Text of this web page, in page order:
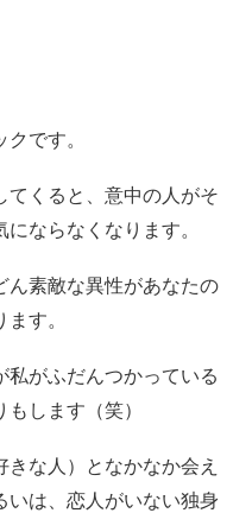
です。
てくると、意中の人がそ
ならなくなります。
ん素敵な異性があなたの
す。
私がふだんつかっている
します（笑）
な人）となかなか会え
いは、恋人がいない独身